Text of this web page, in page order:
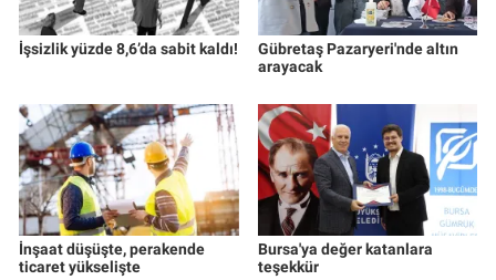
İşsizlik yüzde 8,6’da sabit kaldı!
Gübretaş Pazaryeri'nde altın
arayacak
İnşaat düşüşte, perakende
ticaret yükselişte
Bursa'ya değer katanlara
teşekkür